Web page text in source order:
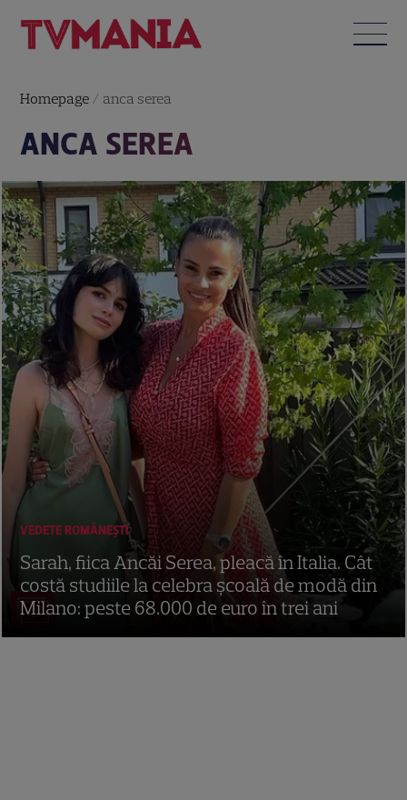
Homepage / anca serea
ANCA SEREA
8
VEDETE ROMÂNEŞTI
Sarah, fiica Ancăi Serea, pleacă în Italia. Cât
costă studiile la celebra școală de modă din
Milano: peste 68.000 de euro în trei ani